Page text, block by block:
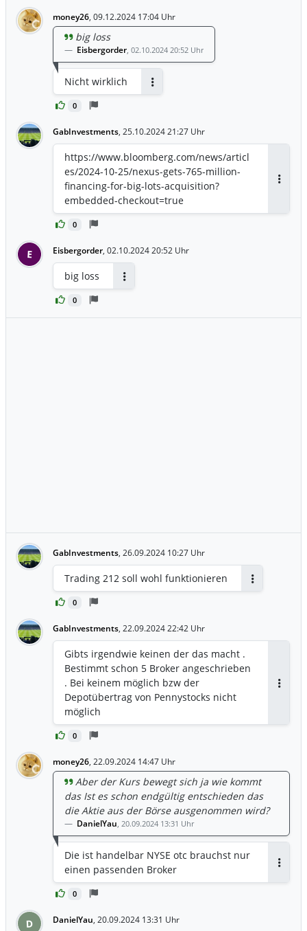
money26, 09.12.2024 17:04 Uhr
0
big loss
Eisbergorder, 02.10.2024 20:52 Uhr
Nicht wirklich
GabInvestments, 25.10.2024 21:27 Uhr
0
https://www.bloomberg.com/news/articl
es/2024-10-25/nexus-gets-765-million-
financing-for-big-lots-acquisition?
embedded-checkout=true
E Eisbergorder, 02.10.2024 20:52 Uhr
0
big loss
GabInvestments, 26.09.2024 10:27 Uhr
0
Trading 212 soll wohl funktionieren
GabInvestments, 22.09.2024 22:42 Uhr
0
Gibts irgendwie keinen der das macht .
Bestimmt schon 5 Broker angeschrieben
. Bei keinem möglich bzw der
Depotübertrag von Pennystocks nicht
möglich
money26, 22.09.2024 14:47 Uhr
0
Aber der Kurs bewegt sich ja wie kommt
das Ist es schon endgültig entschieden das
die Aktie aus der Börse ausgenommen wird?
DanielYau, 20.09.2024 13:31 Uhr
Die ist handelbar NYSE otc brauchst nur
einen passenden Broker
D DanielYau, 20.09.2024 13:31 Uhr